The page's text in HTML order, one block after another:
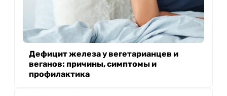
Дефицит железа у вегетарианцев и
веганов: причины, симптомы и
профилактика